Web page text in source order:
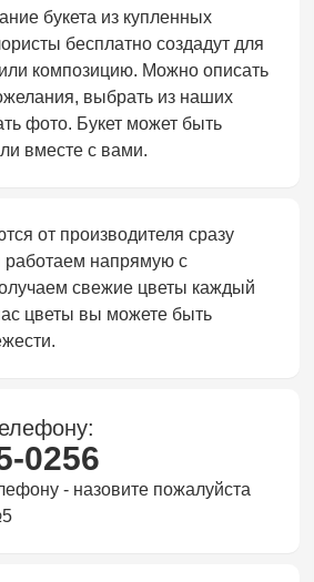
букета из купленных
бесплатно создадут для
композицию. Можно описать
выбрать из наших
фото. Букет может быть
вместе с вами.
от производителя сразу
работаем напрямую с
свежие цветы каждый
цветы вы можете быть
0256
- назовите пожалуйста